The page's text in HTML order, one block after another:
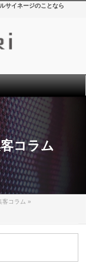
サイネージのことなら
コラム
客コラム »